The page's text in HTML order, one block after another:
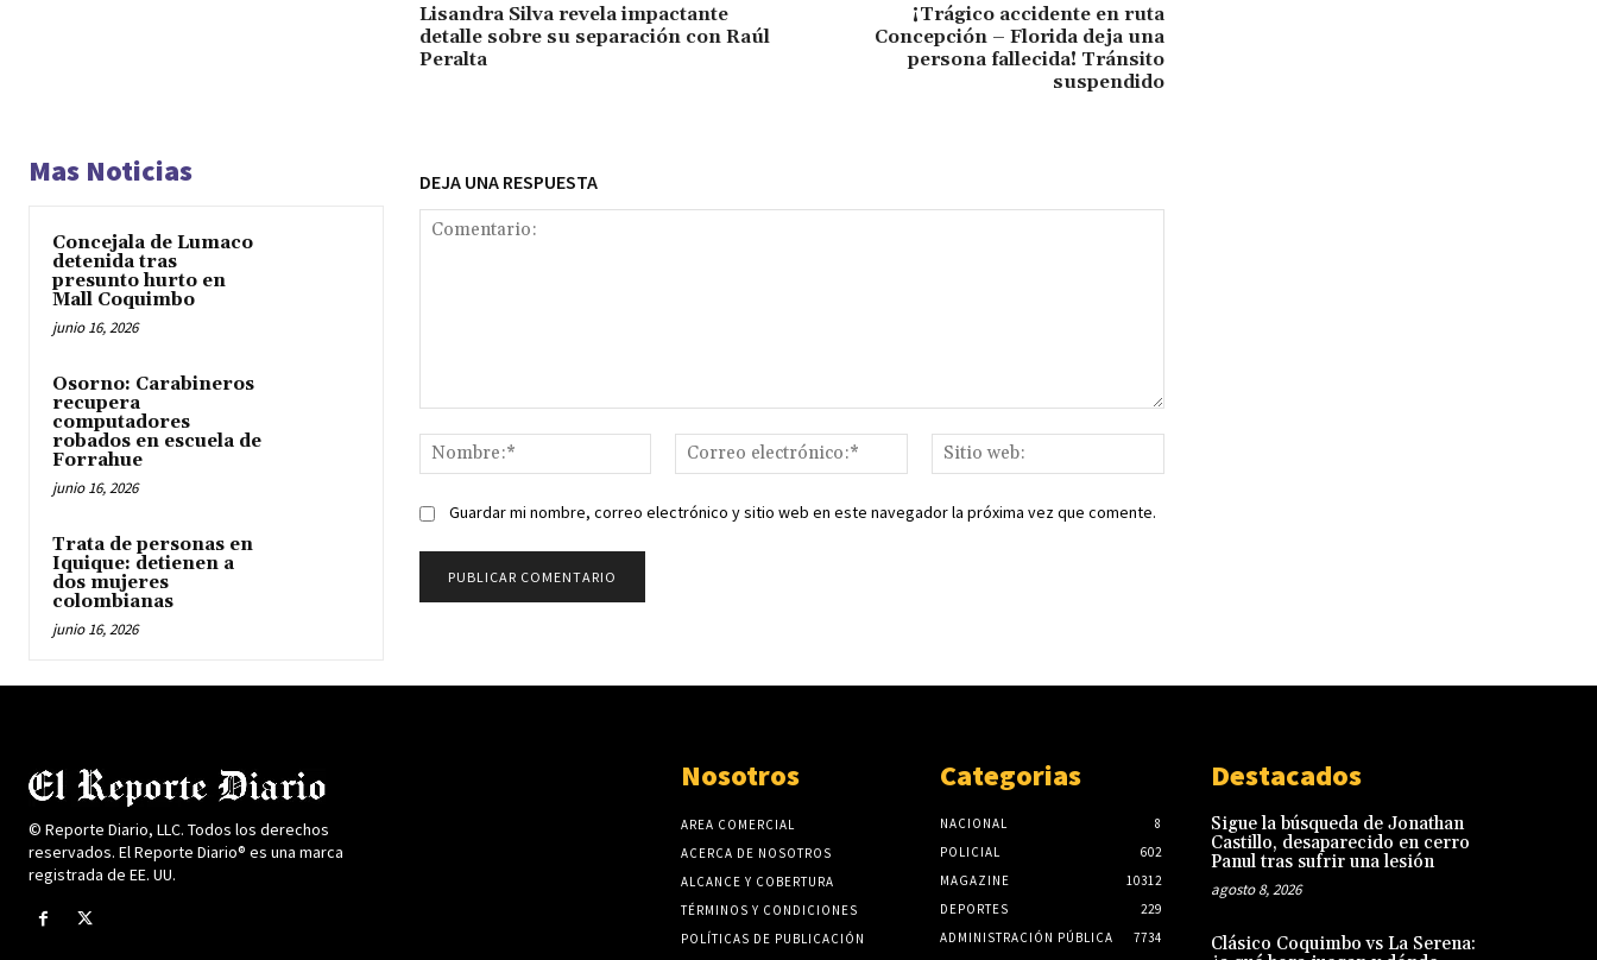
Lisandra Silva revela impactante
detalle sobre su separación con Raúl
Peralta
¡Trágico accidente en ruta
Concepción – Florida deja una
persona fallecida! Tránsito
suspendido
Mas Noticias
Concejala de Lumaco
detenida tras
presunto hurto en
Mall Coquimbo
junio 16, 2026
Osorno: Carabineros
recupera
computadores
robados en escuela de
Forrahue
junio 16, 2026
Trata de personas en
Iquique: detienen a
dos mujeres
colombianas
junio 16, 2026
DEJA UNA RESPUESTA
Nombre:*
Correo
electrónico:*
web:
Guardar mi nombre, correo electrónico y sitio web en este navegador la próxima vez que comente.
© Reporte Diario, LLC. Todos los derechos
reservados. El Reporte Diario® es una marca
registrada de EE. UU.
Nosotros
AREA COMERCIAL
ACERCA DE NOSOTROS
ALCANCE Y COBERTURA
TÉRMINOS Y CONDICIONES
POLÍTICAS DE PUBLICACIÓN
Categorias
NACIONAL
8
POLICIAL
602
MAGAZINE
10312
DEPORTES
229
ADMINISTRACIÓN PÚBLICA
7734
Destacados
Sigue la búsqueda de Jonathan
Castillo, desaparecido en cerro
Panul tras sufrir una lesión
agosto 8, 2026
Clásico Coquimbo vs La Serena: